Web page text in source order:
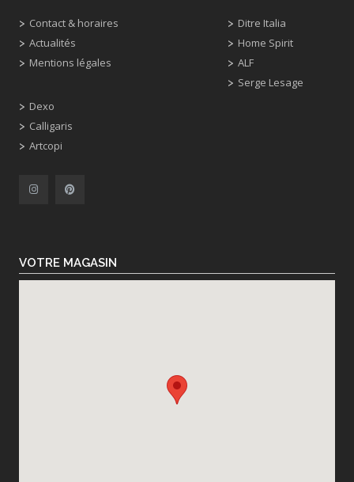
Contact & horaires
Actualités
Mentions légales
Dexo
Calligaris
Artcopi
Ditre Italia
Home Spirit
ALF
Serge Lesage
VOTRE MAGASIN